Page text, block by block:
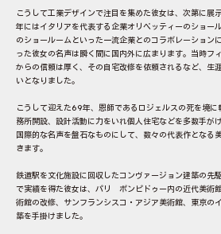
こうして工業デザインで注目を集めた彼女は、次第に
年にはイタリアを代表する企業オリベッティーのショー
のショールームといった一流企業とのコラボレーション
った彼女の名声は瞬く間に国内外に広まります。当時フ
からの信頼は厚く、その自宅改修を依頼されるなど、生
いとなりました。
こうして迎えた69年、恩師であるロジェルスの死を境
務所開設、設計活動に力をいれ個人住宅などを多数手が
国際的な名声を盤石なものにして、数々の代表作となる
きます。
鉄道駅を文化施設に回収したコンヴァージョン建築の先
で実績を得た彼女は、パリ ポンピドゥー内の近代美術
術館の改修、サンフランシスコ・アジア美術館、東京の
築を手掛けました。